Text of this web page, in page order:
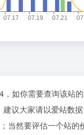
如你需要查询该站
议大家请以爱站数
当然要评估一个站